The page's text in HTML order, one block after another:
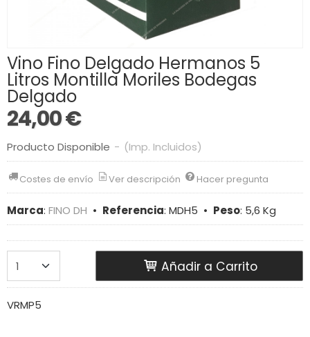
Vino Fino Delgado Hermanos 5
Litros Montilla Moriles Bodegas
Delgado
24,00 €
Producto Disponible - (Imp. Incluidos)
Costes de envío Ver descripción Hacer pregunta
Marca: FINO DH • Referencia: MDH5 • Peso: 5,6 Kg
Añadir a Carrito
VRMP5